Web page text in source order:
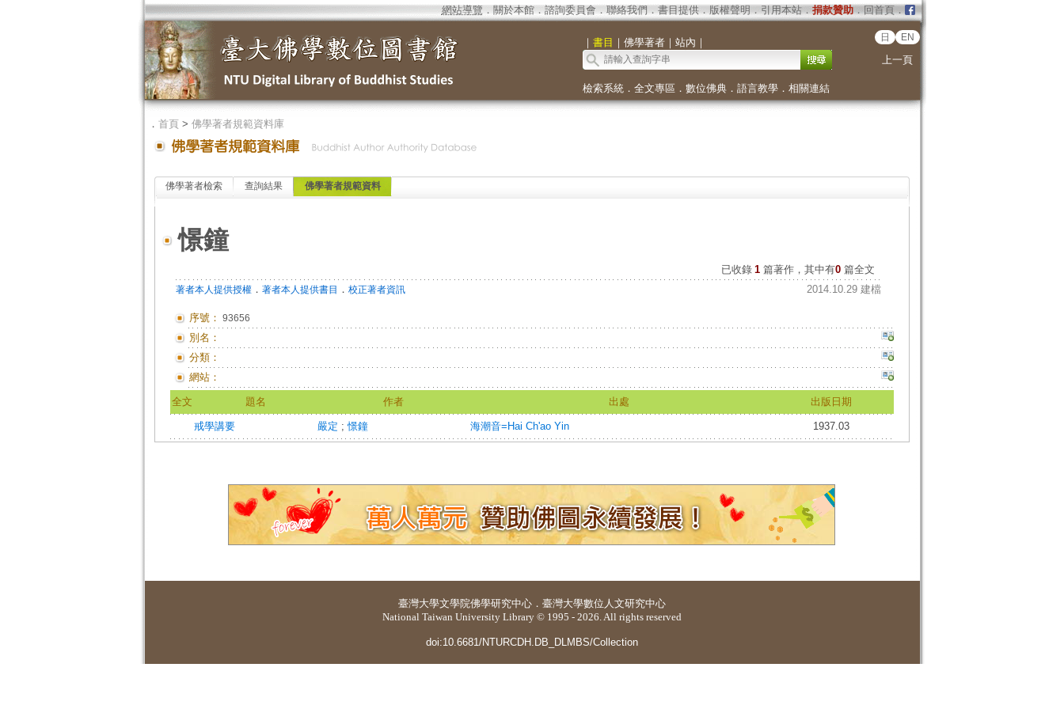
網站導覽 ． 關於本館． 諮詢委員會． 聯絡我們 ． 書目提供． 版權聲明 ． 引用本站． 捐款贊助．回首頁．
｜ 書目 ｜ 佛學著者｜ 站內 ｜ 日 EN
上一頁
檢索系統． 全文專區 ． 數位佛典． 語言教學． 相關連結
． 首頁> 佛學著者規範資料庫
佛學著者檢索 查詢結果 佛學著者規範資料
憬鐘
已收錄 1 篇著作，其中有0篇全文
著者本人提供授權． 著者本人提供書目 ． 校正著者資訊 2014.10.29 建檔
序號： 93656
別名：
分類：
網站：
全文 題名 作者 出處 出版日期
戒學講要 嚴定 ;憬鐘 海潮音=Hai Ch'ao Yin 1937.03
臺灣大學文學院佛學研究中心 ． 臺灣大學數位人文研究中心
National Taiwan University Library © 1995 - 2026. All rights reserved
doi:10.6681/NTURCDH.DB_DLMBS/Collection